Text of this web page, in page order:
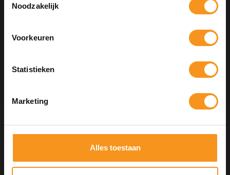
Noodzakelijk
Voorkeuren
Statistieken
Marketing
Alles toestaan
ARTISTIQUE ARTIPLEX NO 2 SHAMPOO
Kortingscode is geldig tot en met zondag 9 augustus 2026.
Kortingscode is niet te combineren met andere kortingscodes.